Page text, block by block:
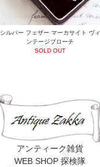
シルバー フェザー マーカサイト ヴィ
ンテージブローチ
SOLD OUT
アンティーク雑貨
WEB SHOP 探検隊